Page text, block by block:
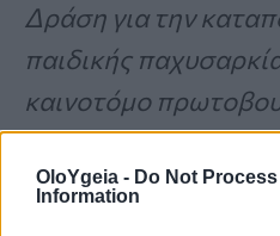
OloYgeia - Do Not
Information
Δράση για την
παιδικής
καινοτόμο
αποτελέσει
προγράμματα εντός